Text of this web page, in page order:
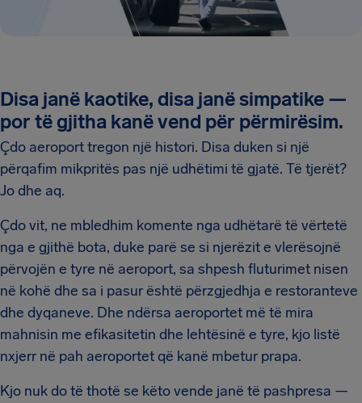
Disa janë kaotike, disa janë simpatike —
por të gjitha kanë vend për përmirësim.
Çdo aeroport tregon një histori. Disa duken si një
përqafim mikpritës pas një udhëtimi të gjatë. Të tjerët?
Jo dhe aq.
Çdo vit, ne mbledhim komente nga udhëtarë të vërtetë
nga e gjithë bota, duke parë se si njerëzit e vlerësojnë
përvojën e tyre në aeroport, sa shpesh fluturimet nisen
në kohë dhe sa i pasur është përzgjedhja e restoranteve
dhe dyqaneve. Dhe ndërsa aeroportet më të mira
mahnisin me efikasitetin dhe lehtësinë e tyre, kjo listë
nxjerr në pah aeroportet që kanë mbetur prapa.
Kjo nuk do të thotë se këto vende janë të pashpresa —